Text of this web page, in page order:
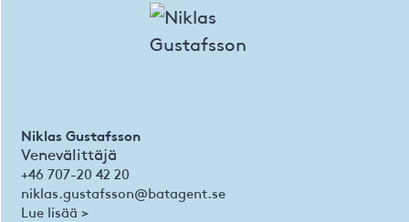
Niklas Gustafsson
Venevälittäjä
+46 707-20 42 20
niklas.gustafsson@batagent.se
Lue lisää >